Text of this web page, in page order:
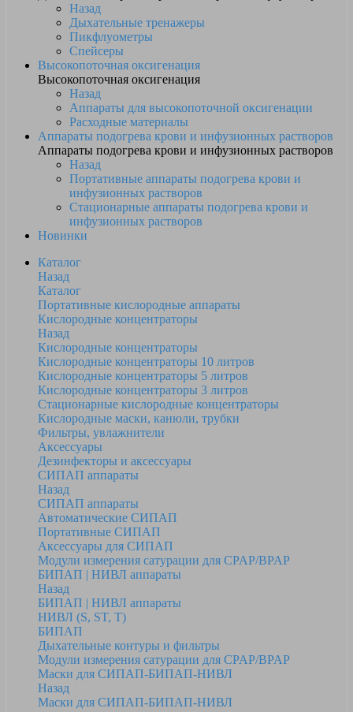
Назад
Дыхательные тренажеры
Пикфлуометры
Спейсеры
Высокопоточная оксигенация
Высокопоточная оксигенация
Назад
Аппараты для высокопоточной оксигенации
Расходные материалы
Аппараты подогрева крови и инфузионных растворов
Аппараты подогрева крови и инфузионных растворов
Назад
Портативные аппараты подогрева крови и
инфузионных растворов
Стационарные аппараты подогрева крови и
инфузионных растворов
Новинки
Каталог
Назад
Каталог
Портативные кислородные аппараты
Кислородные концентраторы
Назад
Кислородные концентраторы
Кислородные концентраторы 10 литров
Кислородные концентраторы 5 литров
Кислородные концентраторы 3 литров
Стационарные кислородные концентраторы
Кислородные маски, канюли, трубки
Фильтры, увлажнители
Аксессуары
Дезинфекторы и аксессуары
СИПАП аппараты
Назад
СИПАП аппараты
Автоматические СИПАП
Портативные СИПАП
Аксессуары для СИПАП
Модули измерения сатурации для CPAP/BPAP
БИПАП | НИВЛ аппараты
Назад
БИПАП | НИВЛ аппараты
НИВЛ (S, ST, T)
БИПАП
Дыхательные контуры и фильтры
Модули измерения сатурации для CPAP/BPAP
Маски для СИПАП-БИПАП-НИВЛ
Назад
Маски для СИПАП-БИПАП-НИВЛ